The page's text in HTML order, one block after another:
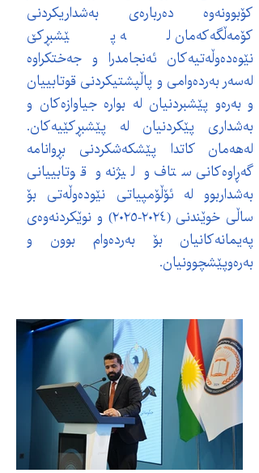
کۆبوونەوە دەربارەی بەشداریکردنی
کۆمەڵگەکەمان لە پێشبڕکێ
نێوەدەوڵەتیەکان ئەنجامدرا و جەختکراوە
لەسەر بەردەوامی و پاڵپشتیکردنی قوتابییان
و بەرەو پێشبردنیان لە بوارە جیاوازەکان و
بەشداری پێکردنیان لە پێشبڕکێیەکان.
لەهەمان کاتدا پێشکەشکردنی بڕوانامە
گەڕاوەکانی ستاف و لیژنە و قوتابییانی
بەشداربوو لە ئۆڵۆمپیاتی نێودەوڵەتی بۆ
ساڵی خوێندنی (٢٠٢٤-٢٠٢٥) و نوێکردنەوەی
پەیمانەکانیان بۆ بەردەوام بوون و
بەرەوپێشچوونیان.